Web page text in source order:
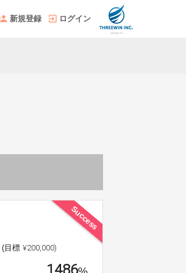
新規登録 ログイン
Success
(目標 ¥200,000)
1486